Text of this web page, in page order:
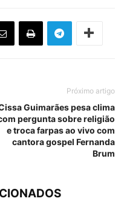
Próximo artigo
Guimarães pesa clima
pergunta sobre religião
e troca farpas ao vivo com
cantora gospel Fernanda
Brum